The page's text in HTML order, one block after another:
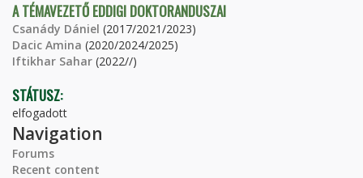
A TÉMAVEZETŐ EDDIGI DOKTORANDUSZAI
Csanády Dániel (2017/2021/2023)
Dacic Amina (2020/2024/2025)
Iftikhar Sahar (2022//)
STÁTUSZ:
elfogadott
Navigation
Forums
Recent content